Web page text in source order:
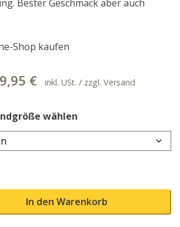
Bester Geschmack aber auch
Shop kaufen
€ inkl. USt. / zzgl. Versand
wählen
/ Winter-Calville Menge
In den Warenkorb